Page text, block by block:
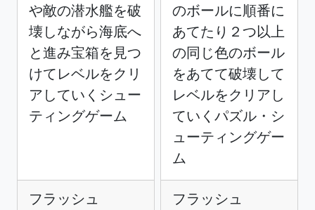
や敵の潜水艦を破
壊しながら海底へ
と進み宝箱を見つ
けてレベルをクリ
アしていくシュー
ティングゲーム
フラッシュ
のボールに順番に
あてたり２つ以上
の同じ色のボール
をあてて破壊して
レベルをクリアし
ていくパズル・シ
ューティングゲー
ム
フラッシュ